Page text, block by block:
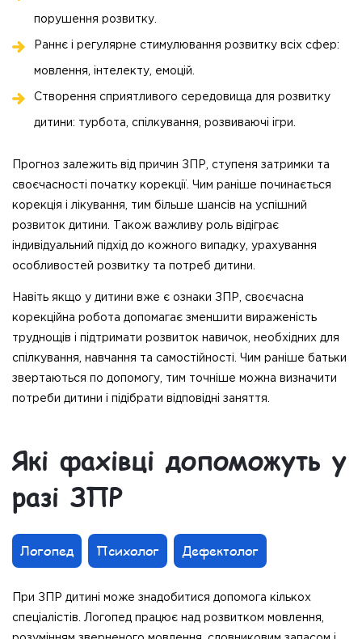
порушення розвитку.
Раннє і регулярне стимулювання розвитку всіх сфер:
мовлення, інтелекту, емоцій.
Створення сприятливого середовища для розвитку
дитини: турбота, спілкування, розвиваючі ігри.
Прогноз залежить від причин ЗПР, ступеня затримки та
своєчасності початку корекції. Чим раніше починається
корекція і лікування, тим більше шансів на успішний
розвиток дитини. Також важливу роль відіграє
індивідуальний підхід до кожного випадку, урахування
особливостей розвитку та потреб дитини.
Навіть якщо у дитини вже є ознаки ЗПР, своєчасна
корекційна робота допомагає зменшити вираженість
труднощів і підтримати розвиток навичок, необхідних для
спілкування, навчання та самостійності. Чим раніше батьки
звертаються по допомогу, тим точніше можна визначити
потреби дитини і підібрати відповідні заняття.
Які фахівці допоможуть у
разі ЗПР
Логопед Психолог Дефектолог
При ЗПР дитині може знадобитися допомога кількох
спеціалістів. Логопед працює над розвитком мовлення,